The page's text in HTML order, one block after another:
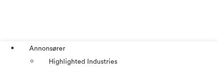
Annonsører
Highlighted Industries